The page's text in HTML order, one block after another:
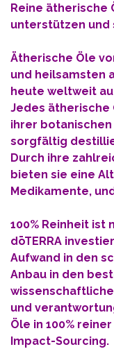
Reine ätherische
unterstützen und
Ätherische Öle
und heilsamsten
heute weltweit
Jedes ätherische
ihrer
sorgfältig
Durch ihre
bieten sie eine
Medikamente,
100% Reinheit
dōTERRA
Aufwand in den
Anbau in den
und
Öle in 100%
Impact-Sourcing.